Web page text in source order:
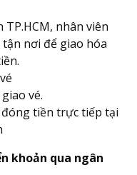
nhân viên
nơi để giao hóa
vé.
tiền trực tiếp tại
khoản qua ngân